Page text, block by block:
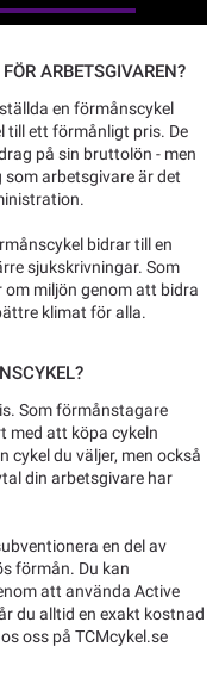
ARBETSGIVAREN?
en förmånscykel
till ett förmånligt pris. De
på sin bruttolön - men
som arbetsgivare är det
bidrar till en
sjukskrivningar. Som
miljön genom att bidra
klimat för alla.
Som förmånstagare
med att köpa cykeln
du väljer, men också
din arbetsgivare har
en del av
förmån. Du kan
att använda Active
du alltid en exakt kostnad
oss på TCMcykel.se